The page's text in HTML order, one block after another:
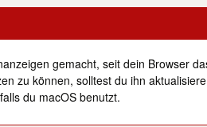
gemacht, seit dein Browser
zu können, solltest du ihn
du macOS benutzt.